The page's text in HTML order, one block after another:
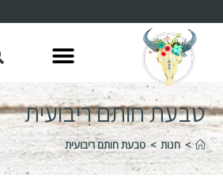
טבעת חותם ריבועית
> חנות > טבעת חותם ריבועית